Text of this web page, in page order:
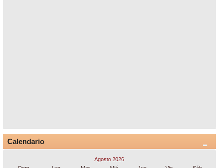
Calendario
Agosto 2026